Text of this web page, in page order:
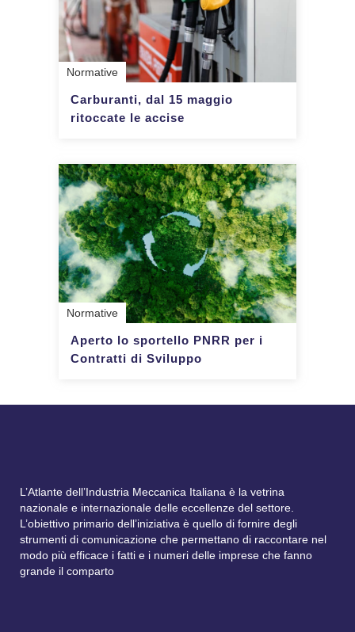
Normative
Carburanti, dal 15 maggio
ritoccate le accise
Normative
Aperto lo sportello PNRR per i
Contratti di Sviluppo
L’Atlante dell’Industria Meccanica Italiana è la vetrina
nazionale e internazionale delle eccellenze del settore.
L’obiettivo primario dell’iniziativa è quello di fornire degli
strumenti di comunicazione che permettano di raccontare nel
modo più efficace i fatti e i numeri delle imprese che fanno
grande il comparto